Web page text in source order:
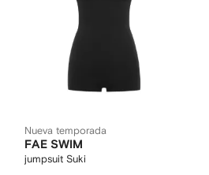
Nueva temporada
FAE SWIM
jumpsuit Suki